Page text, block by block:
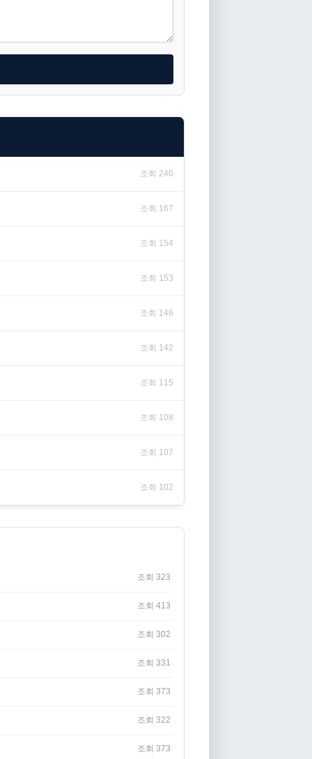
조회 240
조회 167
조회 154
조회 153
조회 146
조회 142
조회 115
조회 108
조회 107
조회 102
조회 323
조회 413
조회 302
조회 331
조회 373
조회 322
조회 373